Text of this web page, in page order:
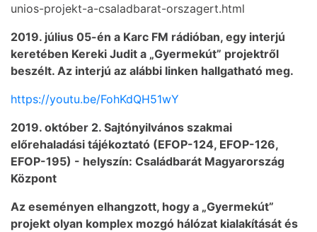
unios-projekt-a-csaladbarat-orszagert.html
2019. július 05-én a Karc FM rádióban, egy interjú
keretében Kereki Judit a „Gyermekút” projektről
beszélt. Az interjú az alábbi linken hallgatható meg.
https://youtu.be/FohKdQH51wY
2019. október 2. Sajtónyilvános szakmai
előrehaladási tájékoztató (EFOP-124, EFOP-126,
EFOP-195) - helyszín: Családbarát Magyarország
Központ
Az eseményen elhangzott, hogy a „Gyermekút”
projekt olyan komplex mozgó hálózat kialakítását és